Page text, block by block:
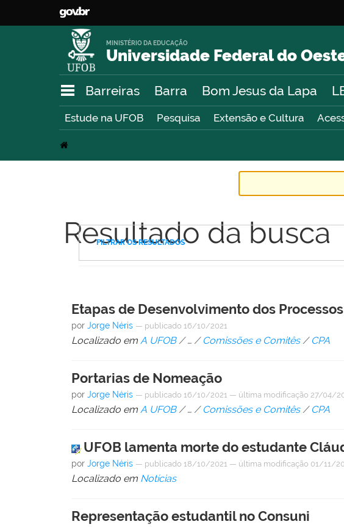
Universidade Federal do
MINISTÉRIO DA EDUCAÇÃO
Barreiras Barra Bom Jesus da Lapa
Estude na UFOB Pesquisa Extensão e Cultura
Resultado da busca
FILTRAR OS RESULTADOS
Etapas de Desenvolvimento dos
porJorge Néris — publicado 16/10/2021
Localizado em A UFOB /…/ Comissões e Comitês / CPA
Portarias de Nomeação
porJorge Néris — publicado 16/10/2021 — última modificação 27/04/
Localizado em A UFOB /…/ Comissões e Comitês / CPA
UFOB lamenta morte do estudante
porJorge Néris — publicado 18/10/2021 — última modificação 01/11/
Localizado em Notícias
Representação estudantil no Consuni